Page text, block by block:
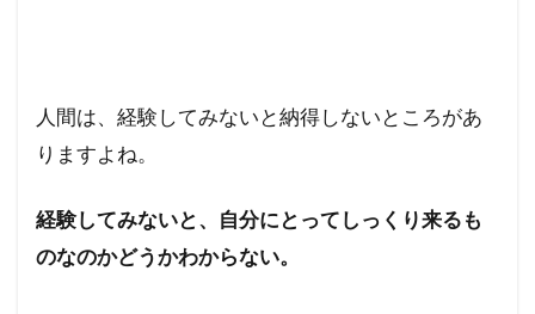
人間は、経験してみないと納得しないところがあ
りますよね。
経験してみないと、自分にとってしっくり来るも
のなのかどうかわからない。